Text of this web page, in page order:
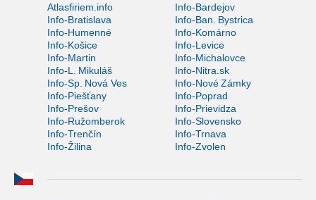
Atlasfiriem.info
Info-Bardejov
Info-Bratislava
Info-Ban. Bystrica
Info-Humenné
Info-Komárno
Info-Košice
Info-Levice
Info-Martin
Info-Michalovce
Info-L. Mikuláš
Info-Nitra.sk
Info-Sp. Nová Ves
Info-Nové Zámky
Info-Piešťany
Info-Poprad
Info-Prešov
Info-Prievidza
Info-Ružomberok
Info-Slovensko
Info-Trenčín
Info-Trnava
Info-Žilina
Info-Zvolen